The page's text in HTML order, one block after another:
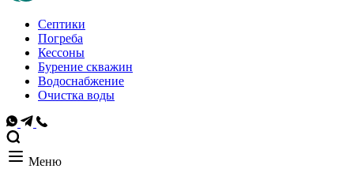
Септики
Погреба
Кессоны
Бурение скважин
Водоснабжение
Очистка воды
Меню